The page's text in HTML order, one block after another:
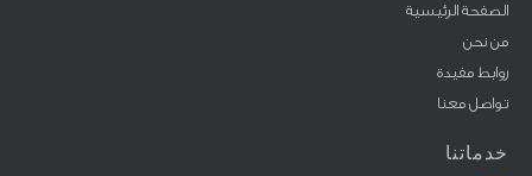
الصفحة الرئيسية
من نحن
روابط مفيدة
تواصل معنا
خدماتنا